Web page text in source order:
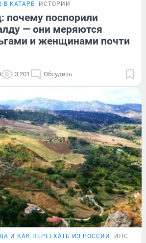
В КАТАРЕ ИСТОРИИ
почему поспорили
— они меряются
и женщинами почти
3 201 Обсудить
И КАК ПЕРЕЕХАТЬ ИЗ РОССИИ